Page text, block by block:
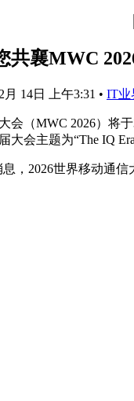
共襄MWC
月 14日 上午3:31 • IT业
会（MWC 2026）将
大会主题为“The IQ
，2026世界移动通信